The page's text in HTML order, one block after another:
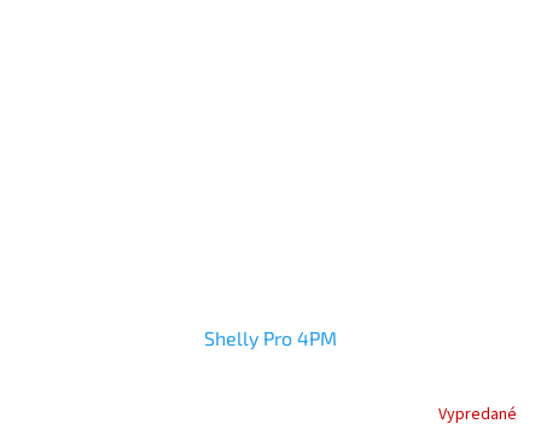
Shelly Pro 4PM
Vypredané